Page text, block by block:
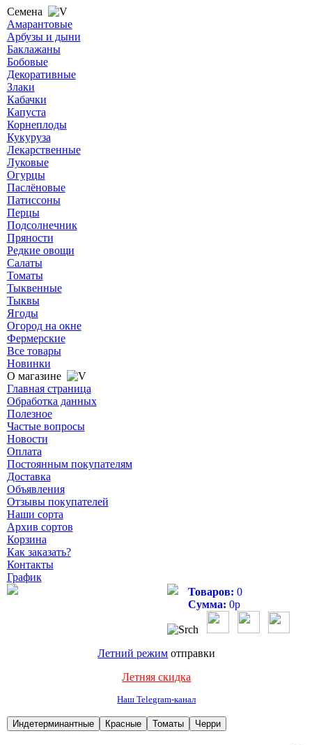
Семена
Амарантовые
Арбузы и дыни
Баклажаны
Бобовые
Декоративные
Злаки
Кабачки
Капуста
Корнеплоды
Кукуруза
Лекарственные
Луковые
Огурцы
Паслёновые
Патиссоны
Перцы
Подсолнечник
Пряности
Редкие овощи
Салаты
Томаты
Тыквенные
Тыквы
Ягоды
Огород на окне
Фермерские
Все товары
Новинки
О магазине
Главная страница
Обработка данных
Полезное
Частые вопросы
Новости
Оплата
Постоянным покупателям
Доставка
Объявления
Отзывы покупателей
Наши сорта
Архив сортов
Корзина
Как заказать?
Контакты
График
Товаров: 0
Сумма: 0р
Летний режим отправки
Летняя скидка
Наш Telegram-канал